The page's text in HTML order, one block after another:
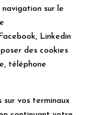
sur le
Linkedin
des cookies
téléphone
sur vos terminaux